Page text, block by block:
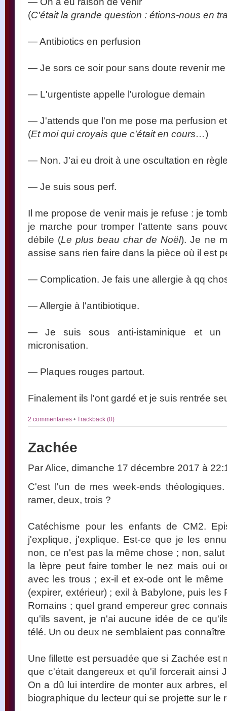
(C'était la grande question : étions-nous en
— Antibiotics en perfusion
— Je sors ce soir pour sans doute revenir
— L'urgentiste appelle l'urologue demain
— J'attends que l'on me pose ma perfusion
(Et moi qui croyais que c'était en cours…)
— Non. J'ai eu droit à une oscultation en
— Je suis sous perf.
Il me propose de venir mais je refuse : je
je marche pour tromper l'attente sans
débile (Le plus beau char de Noël). Je ne
assise sans rien faire dans la pièce où il est
— Complication. Je fais une allergie à qq
— Allergie à l'antibiotique.
— Je suis sous anti-istaminique et un
micronisation.
— Plaques rouges partout.
Finalement ils l'ont gardé et je suis rentrée
2 commentaires • Trackback (0)
Zachée
Par Alice, dimanche 17 décembre 2017 à
C'est l'un de mes week-ends
ramer, deux, trois ?
Catéchisme pour les enfants de CM2.
j'explique, j'explique. Est-ce que je les
non, ce n'est pas la même chose ; non,
la lèpre peut faire tomber le nez mais oui
avec les trous ; ex-il et ex-ode ont le
(expirer, extérieur) ; exil à Babylone, puis
Romains ; quel grand empereur grec
qu'ils savent, je n'ai aucune idée de ce
télé. Un ou deux ne semblaient pas
Une fillette est persuadée que si Zachée est
que c'était dangereux et qu'il forcerait ainsi
On a dû lui interdire de monter aux arbres,
biographique du lecteur qui se projette sur le